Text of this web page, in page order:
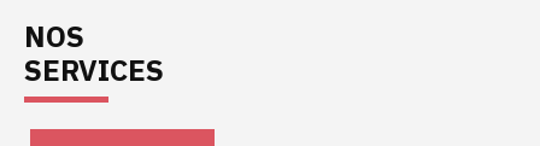
NOS
SERVICES